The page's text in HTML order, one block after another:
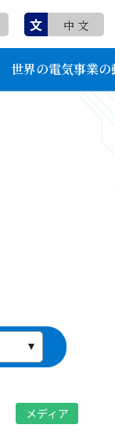
文 中 文
世界の電気事業の
メディア